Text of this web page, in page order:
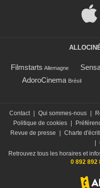
Filmstarts Allemagne
AdoroCinema Brésil
Contact Qui sommes-nous
Politique de cookies
Revue de presse
Charte
Retrouvez tous les horaires et
0 892 892